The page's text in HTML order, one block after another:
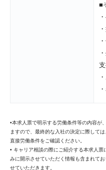
■
•本求人票で明示する労働条件等の内容が
ますので、最終的な入社の決定に際して
直接労働条件をご確認ください。
• キャリア相談の際にご紹介する本求人
みに開示させていただく情報も含まれて
せていただきます。